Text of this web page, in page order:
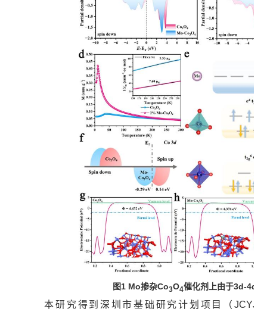
图1 Mo掺杂Co3O4催化剂上由于3d-4d
本研究得到深圳市基础研究计划项目（